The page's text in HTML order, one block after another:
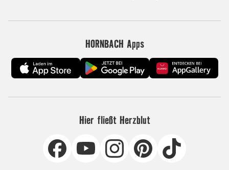
HORNBACH Apps
Hier fließt Herzblut